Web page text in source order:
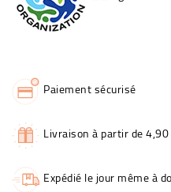
Paiement sécurisé
Livraison à partir de
Expédié le jour même à